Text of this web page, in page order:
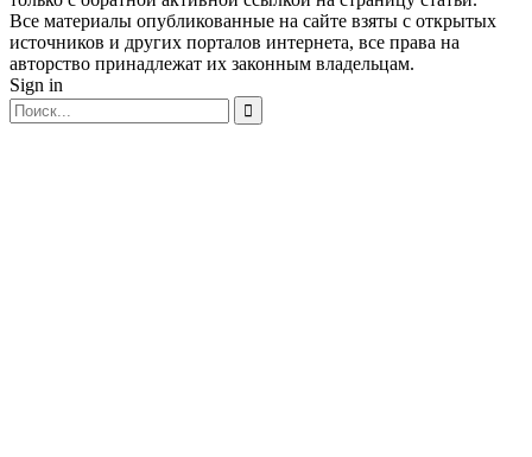
Все материалы опубликованные на сайте взяты с открытых
источников и других порталов интернета, все права на
авторство принадлежат их законным владельцам.
Sign in